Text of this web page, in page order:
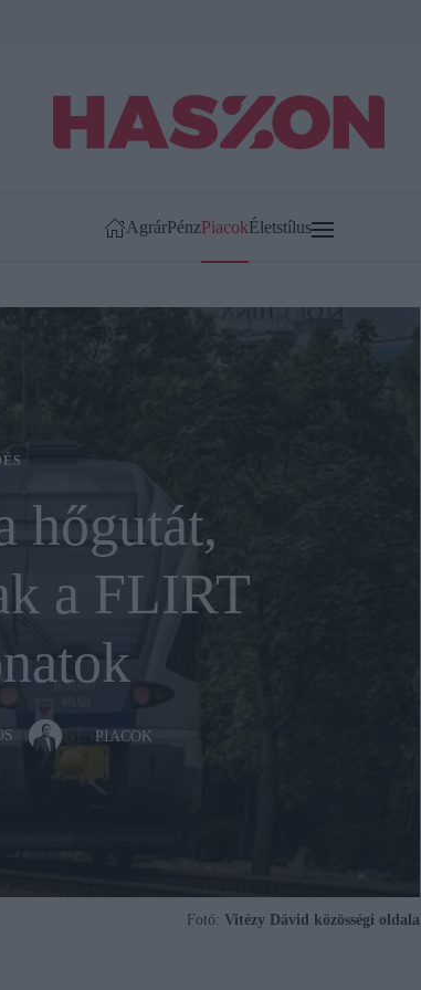
AgrárPénzPiacokÉletstílus
hőgutát,
a FLIRT
PIACOK
Fotó: Vitézy Dávid közösségi oldala